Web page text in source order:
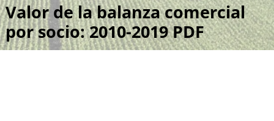
Valor de la balanza comercial
por socio: 2010-2019 PDF